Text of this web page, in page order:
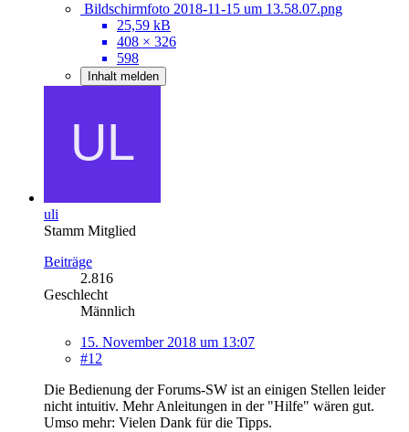
Bildschirmfoto 2018-11-15 um 13.58.07.png
25,59 kB
408 × 326
598
Inhalt melden
uli
Stamm Mitglied
Beiträge
2.816
Geschlecht
Männlich
15. November 2018 um 13:07
#12
Die Bedienung der Forums-SW ist an einigen Stellen leider
nicht intuitiv. Mehr Anleitungen in der "Hilfe" wären gut.
Umso mehr: Vielen Dank für die Tipps.